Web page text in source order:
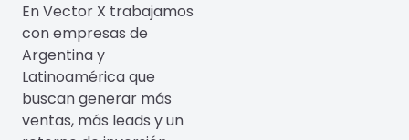
En Vector X trabajamos
con empresas de
Argentina y
Latinoamérica que
buscan generar más
ventas, más leads y un